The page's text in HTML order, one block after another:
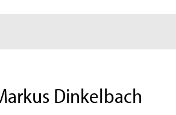
Dinkelbach